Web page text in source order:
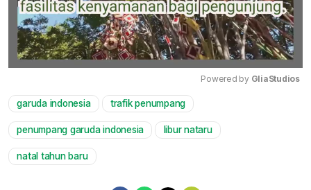
Powered by GliaStudios
garuda indonesia trafik penumpang
penumpang garuda indonesia libur nataru
natal tahun baru